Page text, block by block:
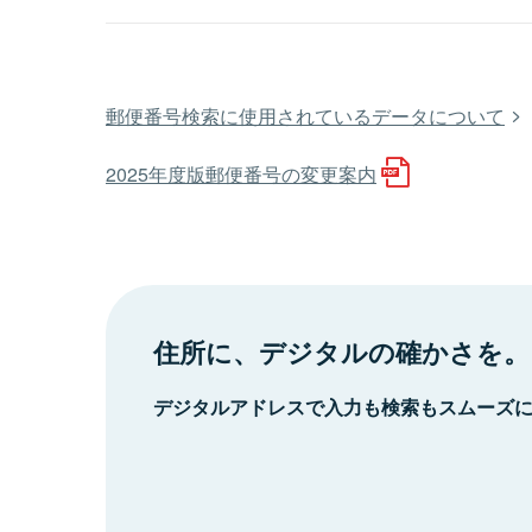
郵便番号検索に使用されているデータについて
2025年度版郵便番号の変更案内
住所に、デジタルの確かさを。
デジタルアドレスで入力も検索もスムーズ